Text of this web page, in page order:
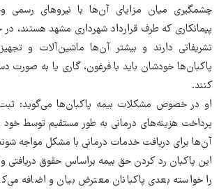
چشمگیری میان مزایای آن‌ها با نیروهای رسمی
پیمانکاری که طرف قرارداد شهرداری مشهد هستند،
تشریفاتی دارند و بیشتر آن‌ها ماشین‌آلات و
پاکبان‌ها خودشان باید با فرغون، گاری یا به صورت
کنند.
او در خصوص مشکلات بیمه پاکبان‌ها می‌گوید:
پرداخت هزینه‌های درمانی به طور مستقیم توسط
آن‌ها برای دریافت خدمات درمانی با مشکل مواجه
این پاکبان رد کردن حق بیمه براساس حقوق دریافتی
را خواسته بعدی پاکبانان معترض بیان و اضافه